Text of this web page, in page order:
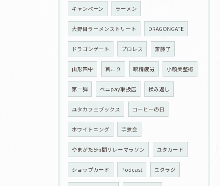
キャンペーン ラーメン
大野目ラーメンストリート DRAGONGATE
ドラゴンゲート プロレス 斎藤了
山形四中 首こり 眼精疲労 小顔美整術
第二弾 ベニpay取扱店 揉み返し
ユタカフェブックス コーヒーの日
ホワイトニング 芋煮会
やまがた5時間リレーマラソン ユタカード
ショップカード Podcast ユタラジ